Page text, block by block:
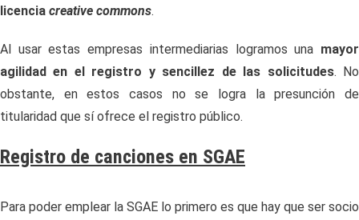
licencia creative commons.
Al usar estas empresas intermediarias logramos una mayor
agilidad en el registro y sencillez de las solicitudes. No
obstante, en estos casos no se logra la presunción de
titularidad que sí ofrece el registro público.
Registro de canciones en SGAE
Para poder emplear la SGAE lo primero es que hay que ser socio